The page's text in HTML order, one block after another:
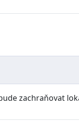
zachraňovat